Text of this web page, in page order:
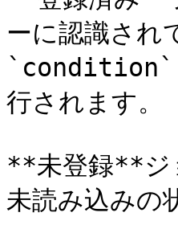
ーに認識さ
`condition`
行されます。
**未登録**ジ
未読み込みの